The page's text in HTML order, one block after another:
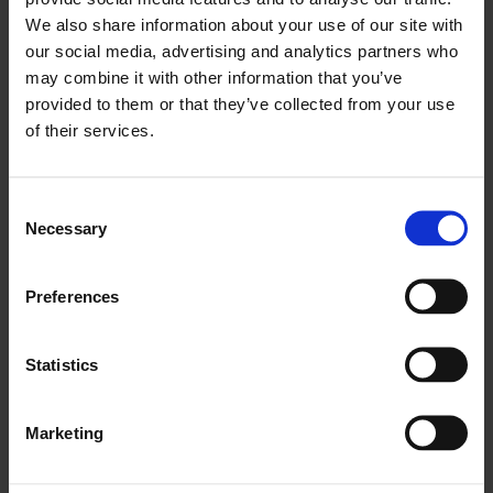
We also share information about your use of our site with
our social media, advertising and analytics partners who
may combine it with other information that you’ve
provided to them or that they’ve collected from your use
of their services.
Selection
Necessary
Preferences
Statistics
Marketing
Едновременно с това централната база данни
показва наличните инструменти.
След това следната работна поръчка се изпраща
на наличните служители, за да изберат
предварително наличните превозни средства и
анализира информация за потреблението на
енергия/гориво, производителността, първото
Информацията се предава на съответните отдели
Тъй като всичко е автоматизирано, не е
необходимо работниците да правят каквото и да
Всичко е достъпно само с едно натискане на бутон.